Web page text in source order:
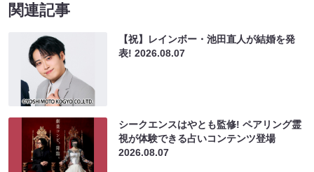
関連記事
【祝】レインボー・池田直人が結婚を発
表!2026.08.07
シークエンスはやとも監修! ペアリング霊
視が体験できる占いコンテンツ登場
2026.08.07